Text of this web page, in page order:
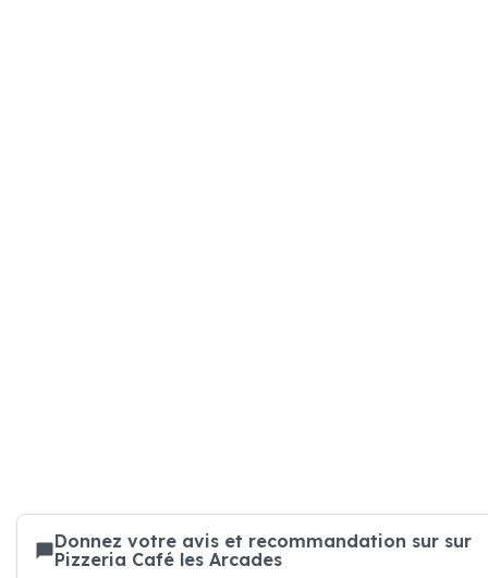
Donnez votre avis et recommandation sur sur
Pizzeria Café les Arcades